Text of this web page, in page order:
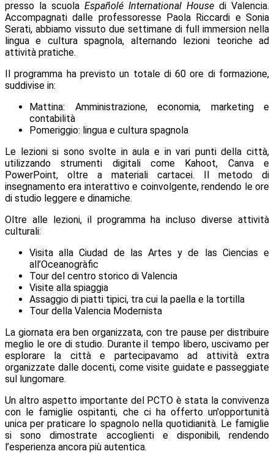
presso la scuola Españolé International House di Valencia.
Accompagnati dalle professoresse Paola Riccardi eSonia
Serati, abbiamo vissuto due settimane di full immersion nella
lingua e cultura spagnola, alternando lezioni teoriche ad
attività pratiche.
Il programma ha previsto un totale di60 ore di formazione,
suddivise in:
Mattina: Amministrazione, economia, marketing e
contabilità
Pomeriggio: lingua e cultura spagnola
Le lezioni si sono svolte in aula e in vari punti della città,
utilizzando strumenti digitali come Kahoot, Canva e
PowerPoint, oltre a materiali cartacei. Il metodo di
insegnamento era interattivo e coinvolgente, rendendo le ore
di studio leggere e dinamiche.
Oltre alle lezioni, il programma ha incluso diverse attività
culturali:
Visita alla Ciudad de las Artes y de las Ciencias e
all’Oceanogràfic
Tour del centro storico di Valencia
Visite alla spiaggia
Assaggio di piatti tipici, tra cui la paella e la tortilla
Tour della Valencia Modernista
La giornata era ben organizzata, con tre pause per distribuire
meglio le ore di studio. Durante il tempo libero, uscivamo per
esplorare la città e partecipavamo ad attività extra
organizzate dalle docenti, come visite guidate e passeggiate
sul lungomare.
Un altro aspetto importante del PCTO è stata la convivenza
con le famiglie ospitanti, che ci ha offerto un'opportunità
unica per praticare lo spagnolo nella quotidianità. Le famiglie
si sono dimostrate accoglienti e disponibili, rendendo
l’esperienza ancora più autentica.